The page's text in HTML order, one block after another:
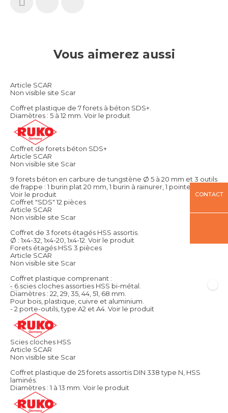
Vous aimerez aussi
Article SCAR
Non visible site Scar
Coffret plastique de 7 forets à béton SDS+.
Diamètres : 5 à 12 mm. Voir le produit
Coffret de forets béton SDS+
Article SCAR
Non visible site Scar
9 forets béton en carbure de tungstène Ø 5 à 20 mm et 3 outils
de frappe : 1 burin plat 20 mm, 1 burin à rainurer, 1 pointerolle.
Voir le produit
Coffret "SDS" 12 pièces
Article SCAR
Non visible site Scar
Coffret de 3 forets étagés HSS assortis.
Ø : 1x4-32, 1x4-20, 1x4-12. Voir le produit
Forets étagés HSS 3 pièces
Article SCAR
Non visible site Scar
Coffret plastique comprenant :
- 6 scies cloches assorties HSS bi-métal.
Diamètres : 22, 29, 35, 44, 51, 68 mm.
Pour bois, plastique, cuivre et aluminium.
- 2 porte-outils, type A2 et A4. Voir le produit
Scies cloches HSS
Article SCAR
Non visible site Scar
Coffret plastique de 25 forets assortis DIN 338 type N, HSS
laminés.
Diamètres : 1 à 13 mm. Voir le produit
CONTACT